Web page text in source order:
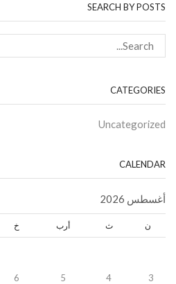
SEARCH BY POSTS
CATEGORIES
Uncategorized
CALENDAR
أغسطس 2026
ن ث أرب خ
3
4
5
6